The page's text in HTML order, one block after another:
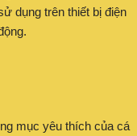
dụng trên thiết bị điện
mục yêu thích của cá